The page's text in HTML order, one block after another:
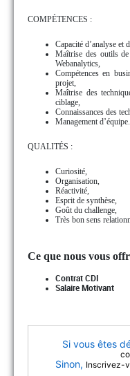
COMPÉTENCES :
Capacité d’analyse et
Maîtrise des outils
Webanalytics,
Compétences en
projet,
Maîtrise des
ciblage,
Connaissances des
Management d’équipe.
QUALITÉS :
Curiosité,
Organisation,
Réactivité,
Esprit de synthèse,
Goût du challenge,
Très bon sens
Ce que nous vous
Contrat CDI
Salaire Motivant
Si vous êtes
Sinon, Inscrivez-